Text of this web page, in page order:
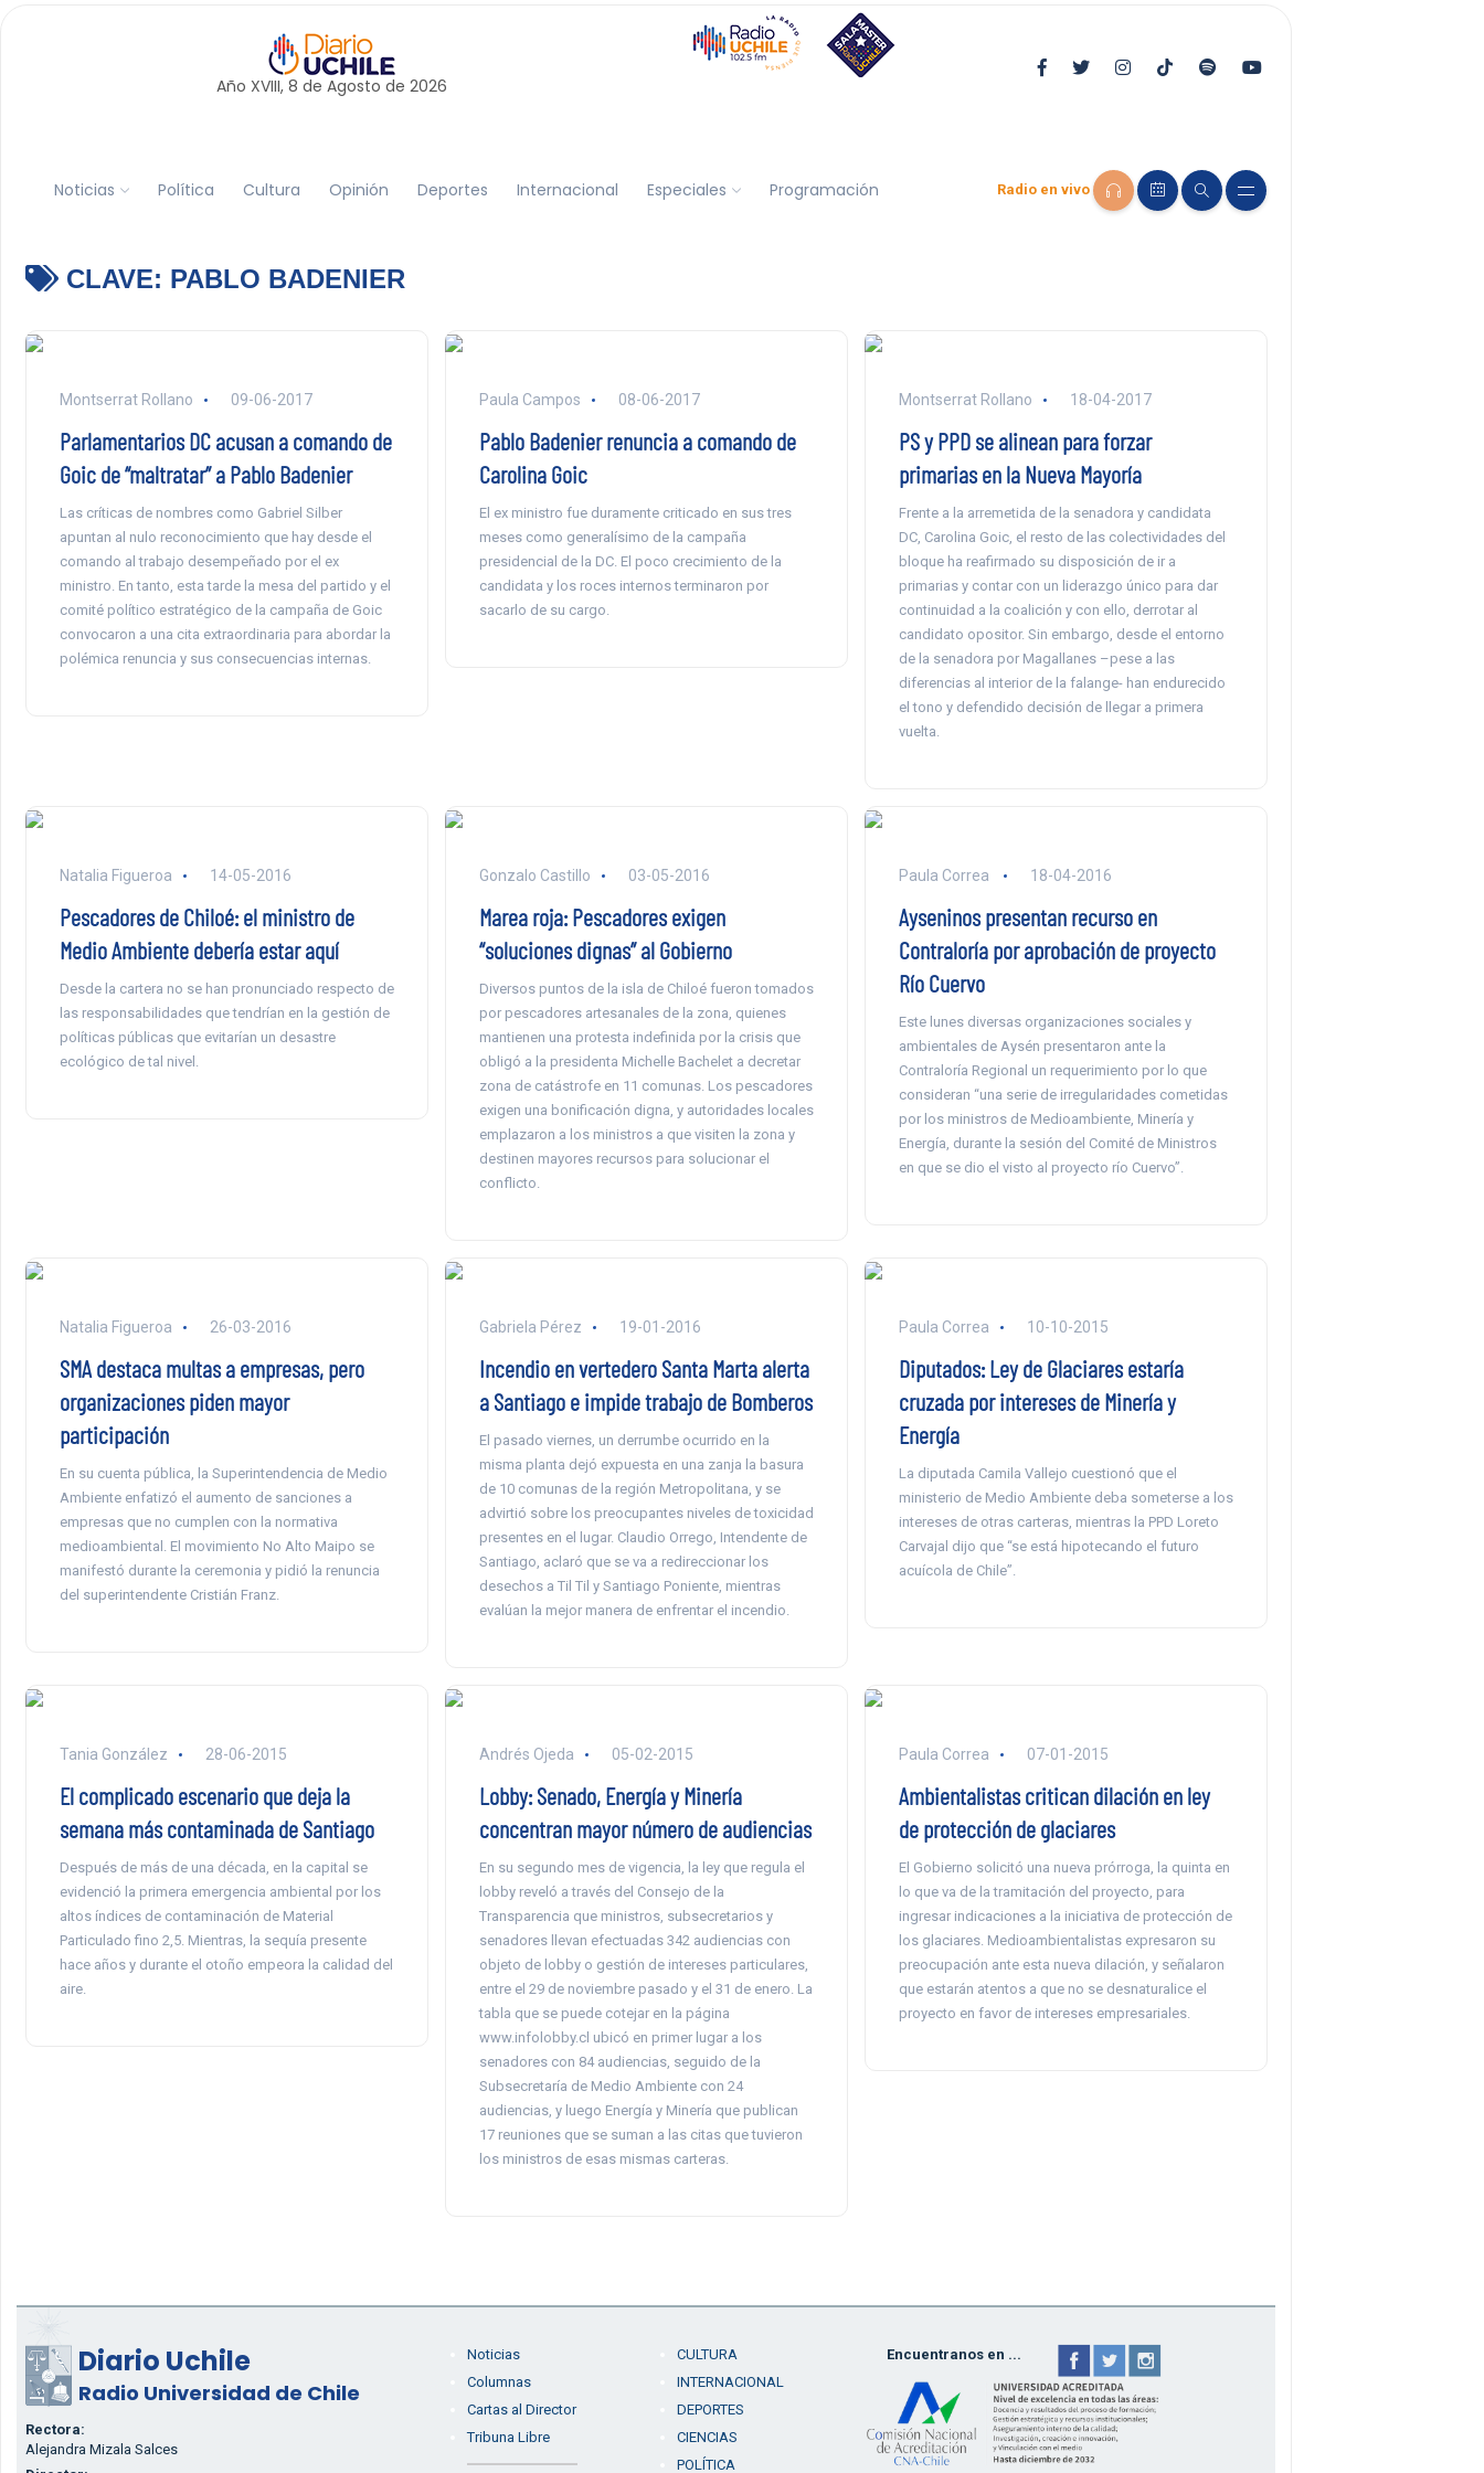
Año XVIII, 8 de Agosto de 2026
Noticias Política Cultura Opinión Deportes Internacional Especiales Programación Radio en vivo
CLAVE: PABLO BADENIER
Montserrat Rollano 09-06-2017
Parlamentarios DC acusan a comando de
Goic de “maltratar” a Pablo Badenier
Las críticas de nombres como Gabriel Silber
apuntan al nulo reconocimiento que hay desde el
comando al trabajo desempeñado por el ex
ministro. En tanto, esta tarde la mesa del partido y el
comité político estratégico de la campaña de Goic
convocaron a una cita extraordinaria para abordar la
polémica renuncia y sus consecuencias internas.
Paula Campos 08-06-2017
Pablo Badenier renuncia a comando de
Carolina Goic
El ex ministro fue duramente criticado en sus tres
meses como generalísimo de la campaña
presidencial de la DC. El poco crecimiento de la
candidata y los roces internos terminaron por
sacarlo de su cargo.
Montserrat Rollano 18-04-2017
PS y PPD se alinean para forzar
primarias en la Nueva Mayoría
Frente a la arremetida de la senadora y candidata
DC, Carolina Goic, el resto de las colectividades del
bloque ha reafirmado su disposición de ir a
primarias y contar con un liderazgo único para dar
continuidad a la coalición y con ello, derrotar al
candidato opositor. Sin embargo, desde el entorno
de la senadora por Magallanes –pese a las
diferencias al interior de la falange- han endurecido
el tono y defendido decisión de llegar a primera
vuelta.
Natalia Figueroa 14-05-2016
Pescadores de Chiloé: el ministro de
Medio Ambiente debería estar aquí
Desde la cartera no se han pronunciado respecto de
las responsabilidades que tendrían en la gestión de
políticas públicas que evitarían un desastre
ecológico de tal nivel.
Gonzalo Castillo 03-05-2016
Marea roja: Pescadores exigen
“soluciones dignas” al Gobierno
Diversos puntos de la isla de Chiloé fueron tomados
por pescadores artesanales de la zona, quienes
mantienen una protesta indefinida por la crisis que
obligó a la presidenta Michelle Bachelet a decretar
zona de catástrofe en 11 comunas. Los pescadores
exigen una bonificación digna, y autoridades locales
emplazaron a los ministros a que visiten la zona y
destinen mayores recursos para solucionar el
conflicto.
Paula Correa 18-04-2016
Ayseninos presentan recurso en
Contraloría por aprobación de proyecto
Río Cuervo
Este lunes diversas organizaciones sociales y
ambientales de Aysén presentaron ante la
Contraloría Regional un requerimiento por lo que
consideran “una serie de irregularidades cometidas
por los ministros de Medioambiente, Minería y
Energía, durante la sesión del Comité de Ministros
en que se dio el visto al proyecto río Cuervo”.
Natalia Figueroa 26-03-2016
SMA destaca multas a empresas, pero
organizaciones piden mayor
participación
En su cuenta pública, la Superintendencia de Medio
Ambiente enfatizó el aumento de sanciones a
empresas que no cumplen con la normativa
medioambiental. El movimiento No Alto Maipo se
manifestó durante la ceremonia y pidió la renuncia
del superintendente Cristián Franz.
Gabriela Pérez 19-01-2016
Incendio en vertedero Santa Marta alerta
a Santiago e impide trabajo de Bomberos
El pasado viernes, un derrumbe ocurrido en la
misma planta dejó expuesta en una zanja la basura
de 10 comunas de la región Metropolitana, y se
advirtió sobre los preocupantes niveles de toxicidad
presentes en el lugar. Claudio Orrego, Intendente de
Santiago, aclaró que se va a redireccionar los
desechos a Til Til y Santiago Poniente, mientras
evalúan la mejor manera de enfrentar el incendio.
Paula Correa 10-10-2015
Diputados: Ley de Glaciares estaría
cruzada por intereses de Minería y
Energía
La diputada Camila Vallejo cuestionó que el
ministerio de Medio Ambiente deba someterse a los
intereses de otras carteras, mientras la PPD Loreto
Carvajal dijo que “se está hipotecando el futuro
acuícola de Chile”.
Tania González 28-06-2015
El complicado escenario que deja la
semana más contaminada de Santiago
Después de más de una década, en la capital se
evidenció la primera emergencia ambiental por los
altos índices de contaminación de Material
Particulado fino 2,5. Mientras, la sequía presente
hace años y durante el otoño empeora la calidad del
aire.
Andrés Ojeda 05-02-2015
Lobby: Senado, Energía y Minería
concentran mayor número de audiencias
En su segundo mes de vigencia, la ley que regula el
lobby reveló a través del Consejo de la
Transparencia que ministros, subsecretarios y
senadores llevan efectuadas 342 audiencias con
objeto de lobby o gestión de intereses particulares,
entre el 29 de noviembre pasado y el 31 de enero. La
tabla que se puede cotejar en la página
www.infolobby.cl ubicó en primer lugar a los
senadores con 84 audiencias, seguido de la
Subsecretaría de Medio Ambiente con 24
audiencias, y luego Energía y Minería que publican
17 reuniones que se suman a las citas que tuvieron
los ministros de esas mismas carteras.
Paula Correa 07-01-2015
Ambientalistas critican dilación en ley
de protección de glaciares
El Gobierno solicitó una nueva prórroga, la quinta en
lo que va de la tramitación del proyecto, para
ingresar indicaciones a la iniciativa de protección de
los glaciares. Medioambientalistas expresaron su
preocupación ante esta nueva dilación, y señalaron
que estarán atentos a que no se desnaturalice el
proyecto en favor de intereses empresariales.
Diario Uchile
Radio Universidad de Chile
Rectora:
Alejandra Mizala Salces
Noticias
Columnas
Cartas al Director
Tribuna Libre
CULTURA
INTERNACIONAL
DEPORTES
CIENCIAS
POLÍTICA
Encuentranos en ...